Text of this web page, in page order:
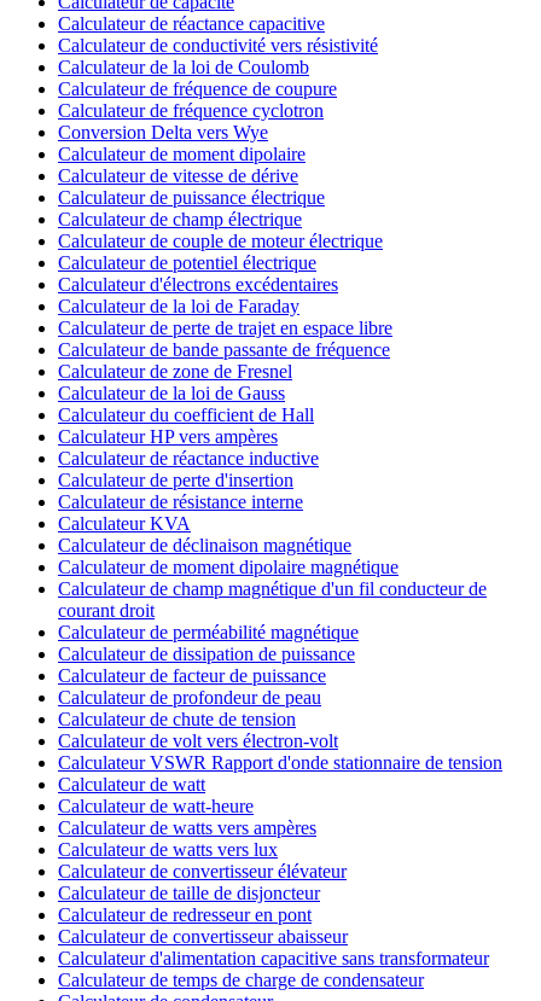
Calculateur de réactance capacitive
Calculateur de conductivité vers résistivité
Calculateur de la loi de Coulomb
Calculateur de fréquence de coupure
Calculateur de fréquence cyclotron
Conversion Delta vers Wye
Calculateur de moment dipolaire
Calculateur de vitesse de dérive
Calculateur de puissance électrique
Calculateur de champ électrique
Calculateur de couple de moteur électrique
Calculateur de potentiel électrique
Calculateur d'électrons excédentaires
Calculateur de la loi de Faraday
Calculateur de perte de trajet en espace libre
Calculateur de bande passante de fréquence
Calculateur de zone de Fresnel
Calculateur de la loi de Gauss
Calculateur du coefficient de Hall
Calculateur HP vers ampères
Calculateur de réactance inductive
Calculateur de perte d'insertion
Calculateur de résistance interne
Calculateur KVA
Calculateur de déclinaison magnétique
Calculateur de moment dipolaire magnétique
Calculateur de champ magnétique d'un fil conducteur de
courant droit
Calculateur de perméabilité magnétique
Calculateur de dissipation de puissance
Calculateur de facteur de puissance
Calculateur de profondeur de peau
Calculateur de chute de tension
Calculateur de volt vers électron-volt
Calculateur VSWR Rapport d'onde stationnaire de tension
Calculateur de watt
Calculateur de watt-heure
Calculateur de watts vers ampères
Calculateur de watts vers lux
Calculateur de convertisseur élévateur
Calculateur de taille de disjoncteur
Calculateur de redresseur en pont
Calculateur de convertisseur abaisseur
Calculateur d'alimentation capacitive sans transformateur
Calculateur de temps de charge de condensateur